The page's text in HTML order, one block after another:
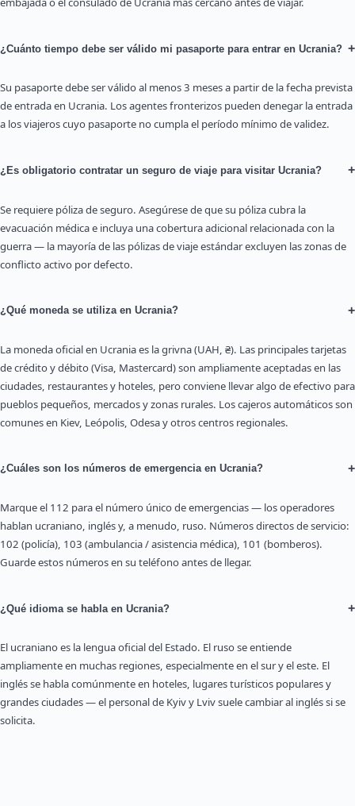
¿Cuánto tiempo debe ser válido mi pasaporte para entrar en Ucrania? +
Su pasaporte debe ser válido al menos 3 meses a partir de la fecha prevista
de entrada en Ucrania. Los agentes fronterizos pueden denegar la entrada
a los viajeros cuyo pasaporte no cumpla el período mínimo de validez.
¿Es obligatorio contratar un seguro de viaje para visitar Ucrania? +
Se requiere póliza de seguro. Asegúrese de que su póliza cubra la
evacuación médica e incluya una cobertura adicional relacionada con la
guerra — la mayoría de las pólizas de viaje estándar excluyen las zonas de
conflicto activo por defecto.
¿Qué moneda se utiliza en Ucrania? +
La moneda oficial en Ucrania es la grivna (UAH, ₴). Las principales tarjetas
de crédito y débito (Visa, Mastercard) son ampliamente aceptadas en las
ciudades, restaurantes y hoteles, pero conviene llevar algo de efectivo para
pueblos pequeños, mercados y zonas rurales. Los cajeros automáticos son
comunes en Kiev, Leópolis, Odesa y otros centros regionales.
¿Cuáles son los números de emergencia en Ucrania? +
Marque el 112 para el número único de emergencias — los operadores
hablan ucraniano, inglés y, a menudo, ruso. Números directos de servicio:
102 (policía), 103 (ambulancia / asistencia médica), 101 (bomberos).
Guarde estos números en su teléfono antes de llegar.
¿Qué idioma se habla en Ucrania? +
El ucraniano es la lengua oficial del Estado. El ruso se entiende
ampliamente en muchas regiones, especialmente en el sur y el este. El
inglés se habla comúnmente en hoteles, lugares turísticos populares y
grandes ciudades — el personal de Kyiv y Lviv suele cambiar al inglés si se
solicita.